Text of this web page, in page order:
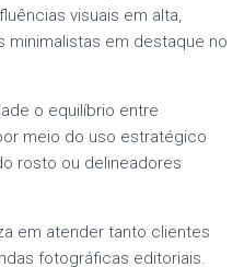
visuais em alta,
minimalistas em destaque no
o equilíbrio entre
meio do uso estratégico
rosto ou delineadores
em atender tanto clientes
fotográficas editoriais.